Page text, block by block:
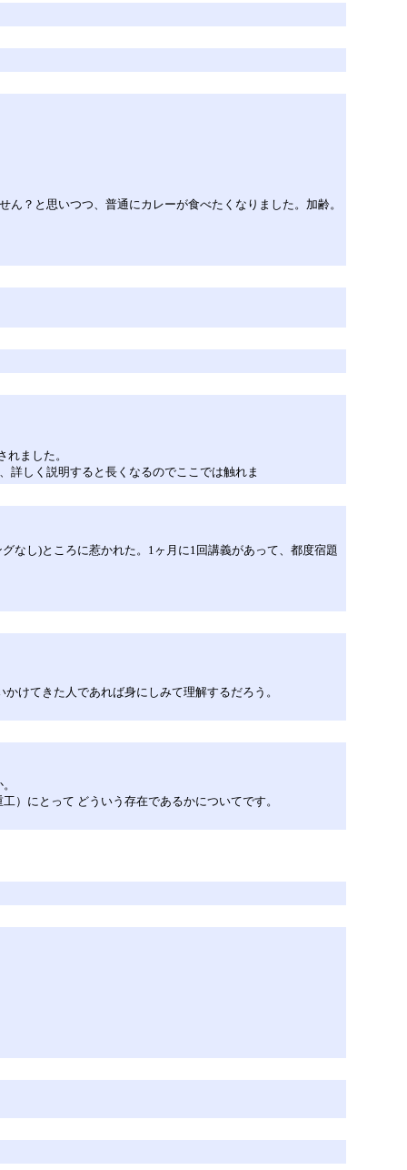
？と思いつつ、普通にカレーが食べたくなりました。加齢。
ました。
詳しく説明すると長くなるのでここでは触れま
なし)ところに惹かれた。1ヶ月に1回講義があって、都度宿題
けてきた人であれば身にしみて理解するだろう。
）にとって どういう存在であるかについてです。